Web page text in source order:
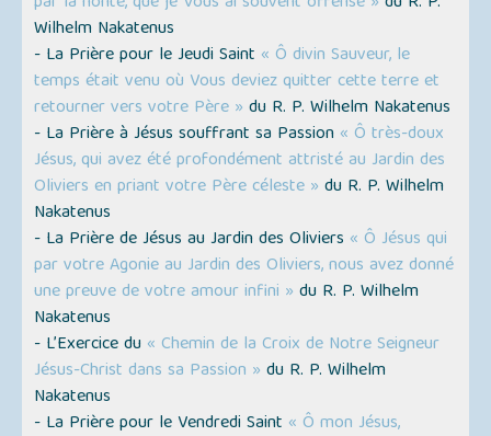
Wilhelm Nakatenus
- La Prière pour le Jeudi Saint « Ô divin Sauveur, le
temps était venu où Vous deviez quitter cette terre et
retourner vers votre Père » du R. P. Wilhelm Nakatenus
- La Prière à Jésus souffrant sa Passion « Ô très-doux
Jésus, qui avez été profondément attristé au Jardin des
Oliviers en priant votre Père céleste » du R. P. Wilhelm
Nakatenus
- La Prière de Jésus au Jardin des Oliviers « Ô Jésus qui
par votre Agonie au Jardin des Oliviers, nous avez donné
une preuve de votre amour infini » du R. P. Wilhelm
Nakatenus
- L’Exercice du « Chemin de la Croix de Notre Seigneur
Jésus-Christ dans sa Passion » du R. P. Wilhelm
Nakatenus
- La Prière pour le Vendredi Saint « Ô mon Jésus,